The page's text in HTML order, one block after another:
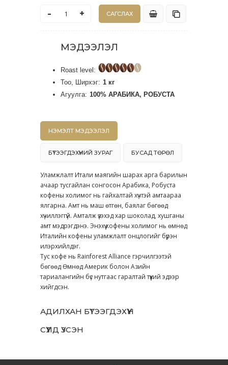
- +
МЭДЭЭЛЭЛ
Roast level:
Тоо, Ширхэг: 1 кг
Агуулга: 100% АРАБИКА, РОБУСТА
НЭМЭЛТ МЭДЭЭЛЭЛ
БҮТЭЭГДЭХҮҮНИЙ ЗУРАГ БУСАД ТӨРӨЛ
Уламжлалт Итали маягийн шарах арга барилын
ачаар тусгайлан сонгосон Арабика, Робуста
кофены холимог нь гайхалтай хүчтэй амтаараа
ялгарна. Амт нь маш өтгөн, баялаг бөгөөд
хүчиллэггүй. Амталж үзэхэд хар шоколад, хушганы
амт мэдрэгдэнэ. Энэхүү кофены холимог нь өмнөд
Италийн кофены уламжлалт онцлогийг бүрэн
илэрхийлдэг.
Тус кофе нь Rainforest Alliance гэрчилгээтэй
бөгөөд Өмнөд Америк болон Азийн
тариалангийн бүс нутгаас гаралтай түүхий эдээр
хийгдсэн.
АДИЛХАН БҮТЭЭГДЭХҮҮН
СҮҮЛД ҮЗСЭН